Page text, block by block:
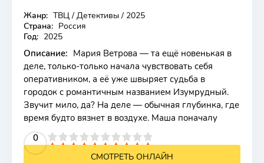
Жанр: ТВЦ / Детективы / 2025
Страна: Россия
Год: 2025
Описание: Мария Ветрова — та ещё новенькая в
деле, только-только начала чувствовать себя
оперативником, а её уже швыряет судьба в
городок с романтичным названием Изумрудный.
Звучит мило, да? На деле — обычная глубинка, где
время будто вязнет в воздухе. Маша поначалу
0
4 5 6 7 8 9 10
СМОТРЕТЬ ОНЛАЙН